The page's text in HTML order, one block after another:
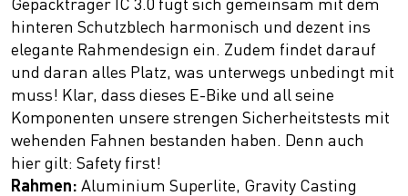
hinteren Schutzblech harmonisch und dezent ins
elegante Rahmendesign ein. Zudem findet darauf
und daran alles Platz, was unterwegs unbedingt mit
muss! Klar, dass dieses E-Bike und all seine
Komponenten unsere strengen Sicherheitstests mit
wehenden Fahnen bestanden haben. Denn auch
hier gilt: Safety first!
Rahmen: Aluminium Superlite, Gravity Casting